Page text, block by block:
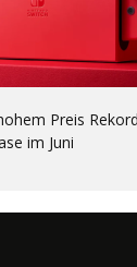
Preis
im Juni